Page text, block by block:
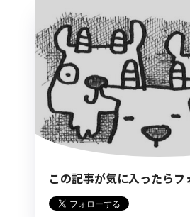
この記事が気に入ったらフ